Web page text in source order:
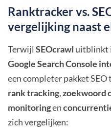
Ranktracker vs.
vergelijking naast
Terwijl SEOcrawl uitblinkt
Google Search Console
een completer pakket
rank tracking,zoekwoord
monitoringen
zich vergelijken: